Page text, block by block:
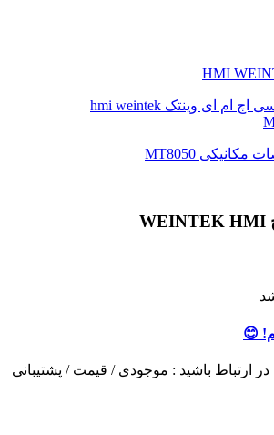
😊
در ارتباط باشید : موجودی / قیمت / پشتیبانی